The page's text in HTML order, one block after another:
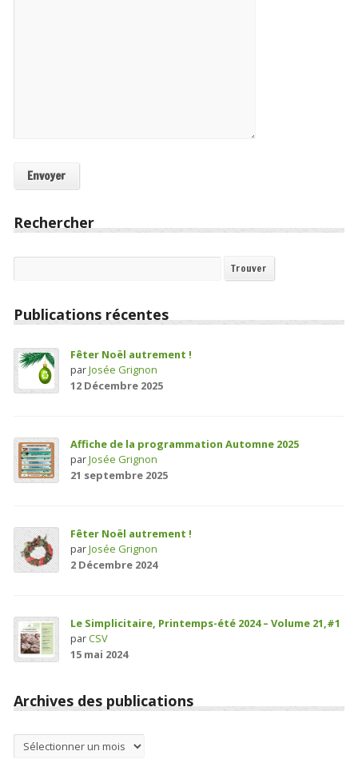
Rechercher
Trouver
Publications récentes
Fêter Noël autrement !
parJosée Grignon
12 Décembre 2025
Affiche de la programmation Automne 2025
parJosée Grignon
21 septembre 2025
Fêter Noël autrement !
parJosée Grignon
2 Décembre 2024
Le Simplicitaire, Printemps-été 2024 – Volume 21,#1
par CSV
15 mai 2024
Archives des publications
Archives
des